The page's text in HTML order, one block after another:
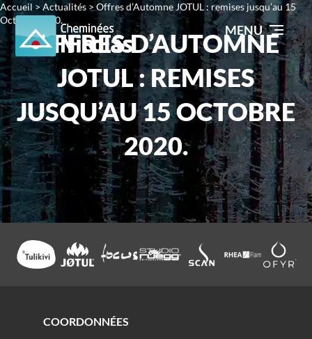
MENU
Accueil>Actualités > Offres d’Automne JOTUL : remises jusqu’au 15
Octobre 2020.
OFFRES D’AUTOMNE
JOTUL : REMISES
JUSQU’AU 15 OCTOBRE
2020.
COORDONNÉES